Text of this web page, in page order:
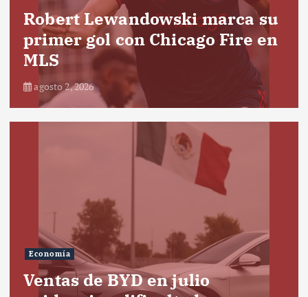
Robert Lewandowski marca su
primer gol con Chicago Fire en
MLS
agosto 2, 2026
Economía
Ventas de BYD en julio